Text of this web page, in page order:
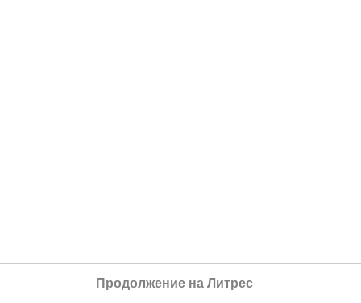
Продолжение на Литрес